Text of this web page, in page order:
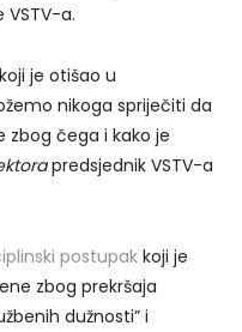
VSTV-a.
je otišao u
nikoga spriječiti da
zbog čega i kako je
predsjednik VSTV-a
postupakkoji je
zbog prekršaja
dužnosti” i